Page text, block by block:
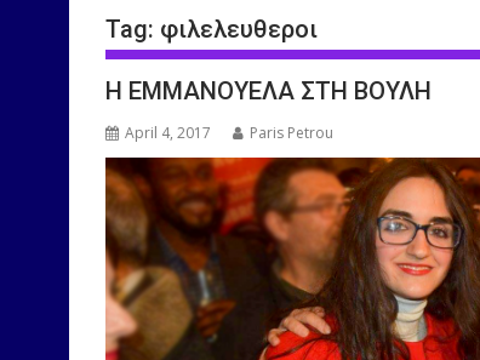
Tag: φιλελευθεροι
Η ΕΜΜΑΝΟΥΕΛΑ ΣΤΗ ΒΟΥΛΗ
April 4, 2017 Paris Petrou